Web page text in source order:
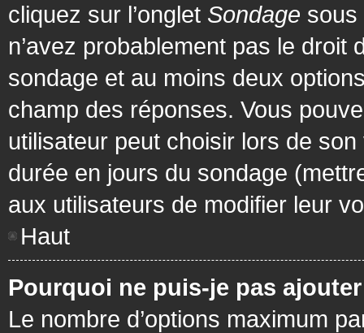
cliquez sur l’onglet Sondage sous
n’avez probablement pas le
sondage et au moins deux
champ des réponses. Vous
utilisateur peut choisir lors de
durée en jours du sondage
aux utilisateurs de modifier leur
Haut
Pourquoi ne puis-je pas
Le nombre d’options maximum